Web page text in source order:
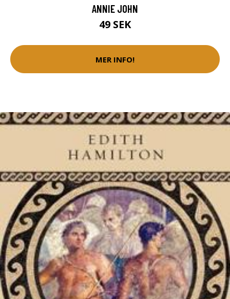
ANNIE JOHN
49 SEK
MER INFO!